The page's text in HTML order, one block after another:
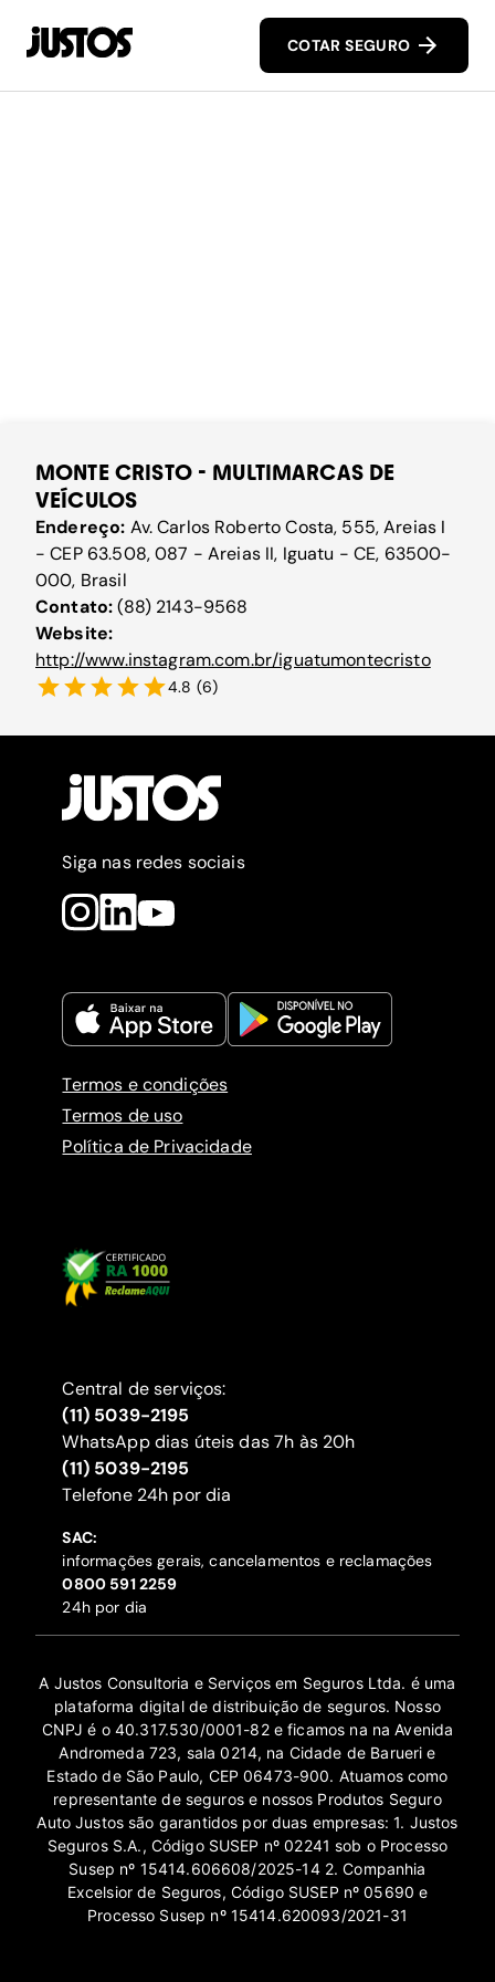
COTAR SEGURO
MONTE CRISTO - MULTIMARCAS DE
VEÍCULOS
Endereço: Av. Carlos Roberto Costa, 555, Areias I
- CEP 63.508, 087 - Areias II, Iguatu - CE, 63500-
000, Brasil
Contato:(88) 2143-9568
Website:
http://www.instagram.com.br/iguatumontecristo
4.8 (6)
Siga nas redes sociais
Termos e condições
Termos de uso
Política de Privacidade
Central de serviços:
(11) 5039-2195
WhatsApp dias úteis das 7h às 20h
(11) 5039-2195
‍Telefone 24h por dia
SAC:
informações gerais, cancelamentos e reclamações
‍0800 591 2259
24h por dia
A Justos Consultoria e Serviços em Seguros Ltda. é uma
plataforma digital de distribuição de seguros. Nosso
CNPJ é o 40.317.530/0001-82 e ficamos na na Avenida
Andromeda 723, sala 0214, na Cidade de Barueri e
Estado de São Paulo, CEP 06473-900. Atuamos como
representante de seguros e nossos Produtos Seguro
Auto Justos são garantidos por duas empresas: 1. Justos
Seguros S.A., Código SUSEP nº 02241 sob o Processo
Susep nº 15414.606608/2025-14 2. Companhia
Excelsior de Seguros, Código SUSEP nº 05690 e
Processo Susep nº 15414.620093/2021-31